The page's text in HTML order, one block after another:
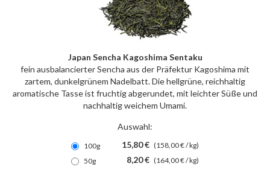
Japan Sencha Kagoshima Sentaku
fein ausbalancierter Sencha aus der Präfektur Kagoshima mit
zartem, dunkelgrünem Nadelbatt. Die hellgrüne, reichhaltig
aromatische Tasse ist fruchtig abgerundet, mit leichter Süße und
nachhaltig weichem Umami.
Auswahl:
100g 15,80 € (158,00 € / kg)
50g
8,20 € (164,00 € / kg)